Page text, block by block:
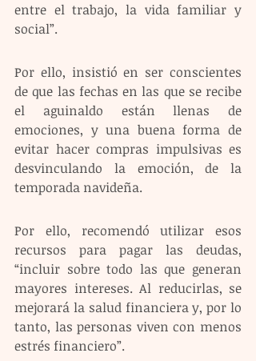
entre el trabajo, la vida familiar y
social”.
Por ello, insistió en ser conscientes
de que las fechas en las que se recibe
el aguinaldo están llenas de
emociones, y una buena forma de
evitar hacer compras impulsivas es
desvinculando la emoción, de la
temporada navideña.
Por ello, recomendó utilizar esos
recursos para pagar las deudas,
“incluir sobre todo las que generan
mayores intereses. Al reducirlas, se
mejorará la salud financiera y, por lo
tanto, las personas viven con menos
estrés financiero”.